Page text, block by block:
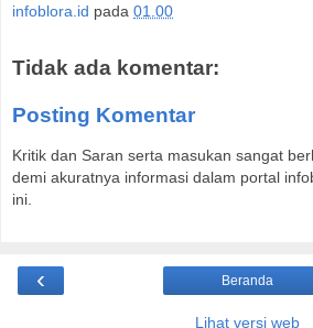
infoblora.id pada 01.00
Tidak ada komentar:
Posting Komentar
Kritik dan Saran serta masukan sangat
demi akuratnya informasi dalam portal
ini.
‹ Beranda
Lihat versi web